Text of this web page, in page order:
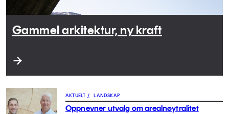
Gammel arkitektur, ny kraft
AKTUELT / LANDSKAP
Oppnevner utvalg om arealnøytralitet